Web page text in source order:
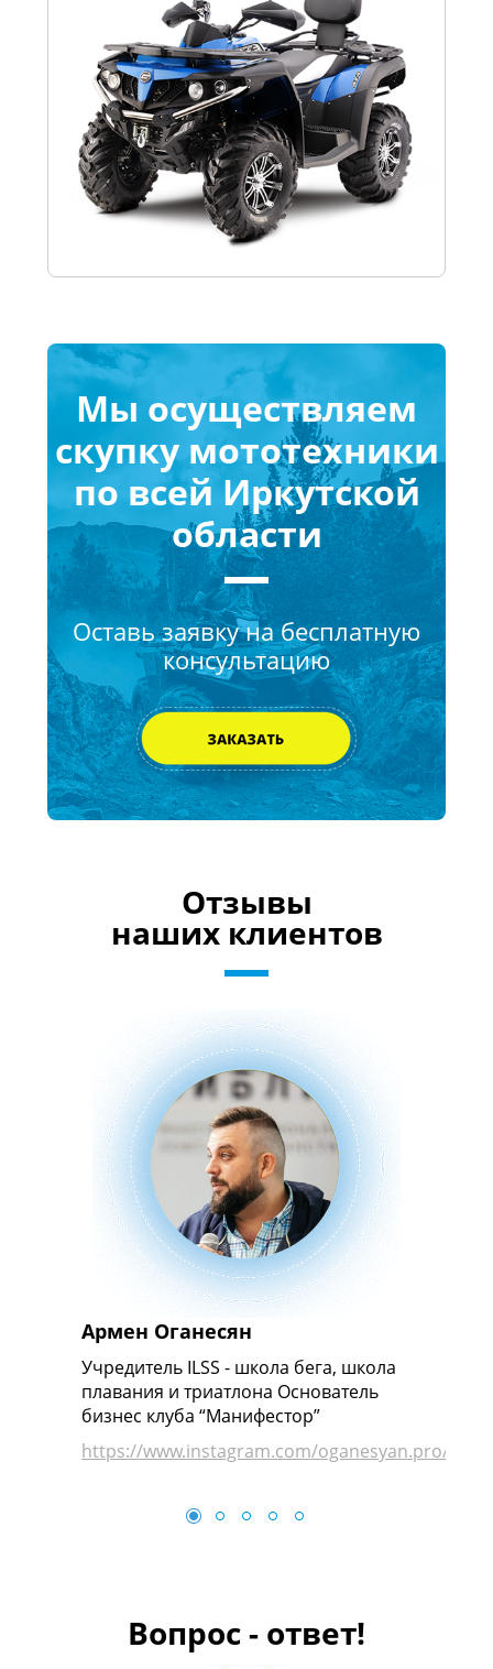
Мы осуществляем
скупку мототехники
по всей Иркутской
области
Оставь заявку на бесплатную
консультацию
Отзывы
наших клиентов
Армен Оганесян
Учредитель ILSS - школа бега, школа
плавания и триатлона Основатель
бизнес клуба “Манифестор”
https://www.instagram.com/oganesyan.pro/
Вопрос - ответ!